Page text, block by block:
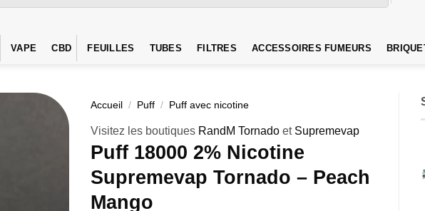
VAPE CBD FEUILLES TUBES FILTRES ACCESSOIRES FUMEURS
Accueil / Puff / Puff avec nicotine
Visitez les boutiques RandM Tornado et Supremevap
Puff 18000 2% Nicotine
Supremevap Tornado – Peach
Mango